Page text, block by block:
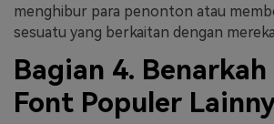
menghibur para penonton atau
sesuatu yang berkaitan dengan mereka.
Bagian 4.
Font Populer